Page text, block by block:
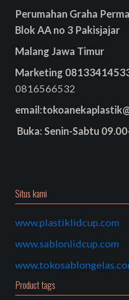
Perumahan Graha
Blok AA no 3 Pakisjajar
Malang Jawa Timur
Marketing
0816566532
Buka: Senin-Sabtu
Situs kami
www.plastiklidcup.com
www.sablonlidcup.com
Product tags